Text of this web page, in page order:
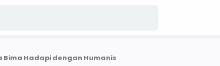
Bima Hadapi dengan Humanis